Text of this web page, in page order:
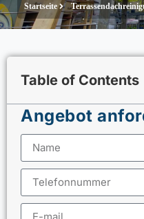
Startseite
Table of Contents
Angebot